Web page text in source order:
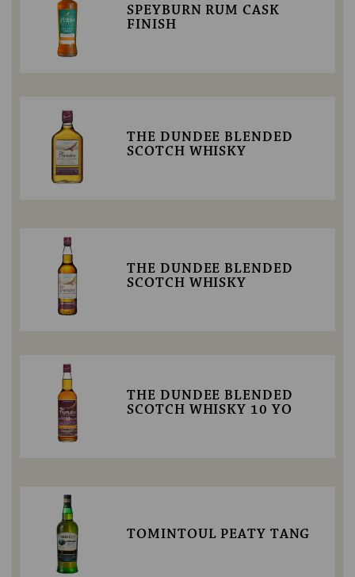
SPEYBURN RUM CASK
FINISH
THE DUNDEE BLENDED
SCOTCH WHISKY
THE DUNDEE BLENDED
SCOTCH WHISKY
THE DUNDEE BLENDED
SCOTCH WHISKY 10 YO
TOMINTOUL PEATY TANG